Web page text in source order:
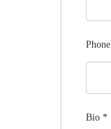
Phone
Bio *